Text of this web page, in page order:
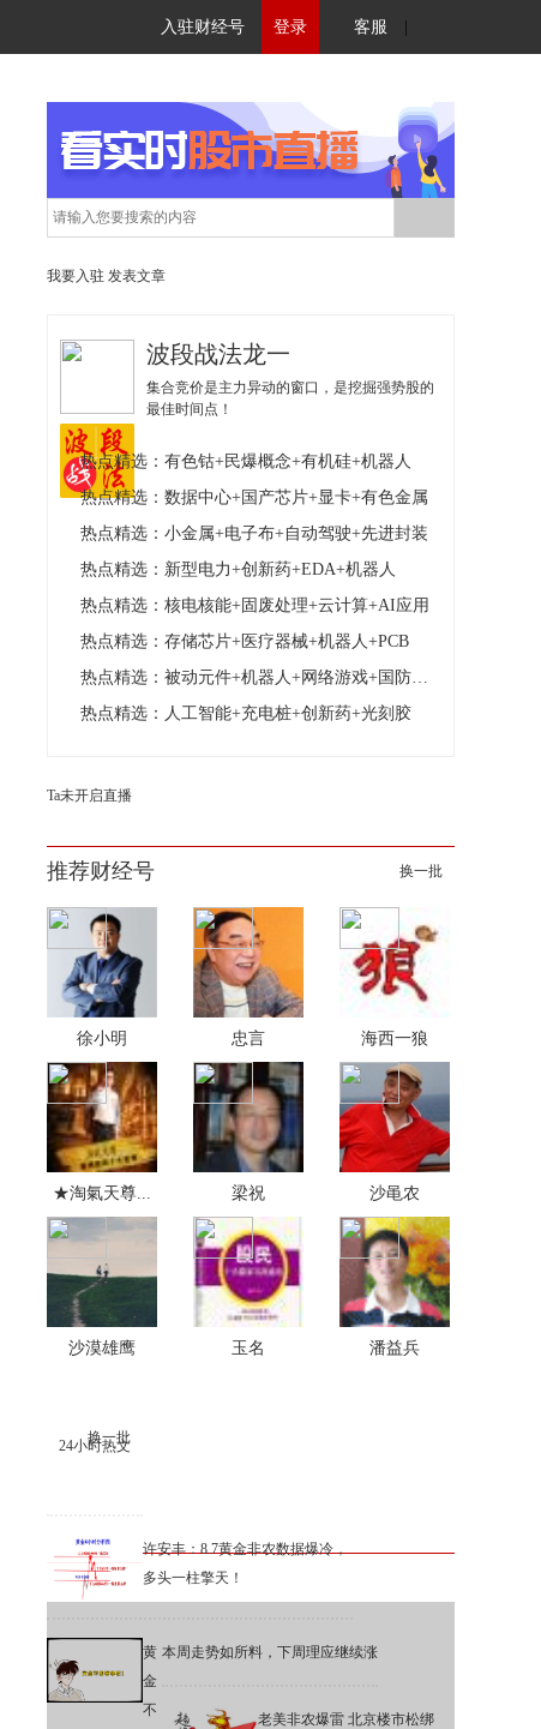
入驻财经号 登录 客服
我要入驻 发表文章
波段战法龙一
集合竞价是主力异动的窗口，是挖掘强势股的
最佳时间点！
热点精选：有色钴+民爆概念+有机硅+机器人
热点精选：数据中心+国产芯片+显卡+有色金属
热点精选：小金属+电子布+自动驾驶+先进封装
热点精选：新型电力+创新药+EDA+机器人
热点精选：核电核能+固废处理+云计算+AI应用
热点精选：存储芯片+医疗器械+机器人+PCB
热点精选：被动元件+机器人+网络游戏+国防军工
热点精选：人工智能+充电桩+创新药+光刻胶
Ta未开启直播
推荐财经号 换一批
徐小明 忠言 海西一狼
★淘氣天尊... 梁祝 沙黾农
沙漠雄鹰 玉名 潘益兵
24小时热文
换一批
许安丰：8.7黄金非农数据爆冷，
多头一柱擎天！
黄
金
不
本周走势如所料，下周理应继续涨
老美非农爆雷 北京楼市松绑